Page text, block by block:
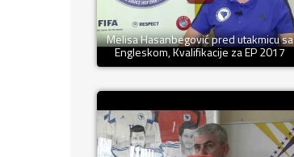
Melisa Hasanbegović pred utakmicu sa
Engleskom, Kvalifikacije za EP 2017